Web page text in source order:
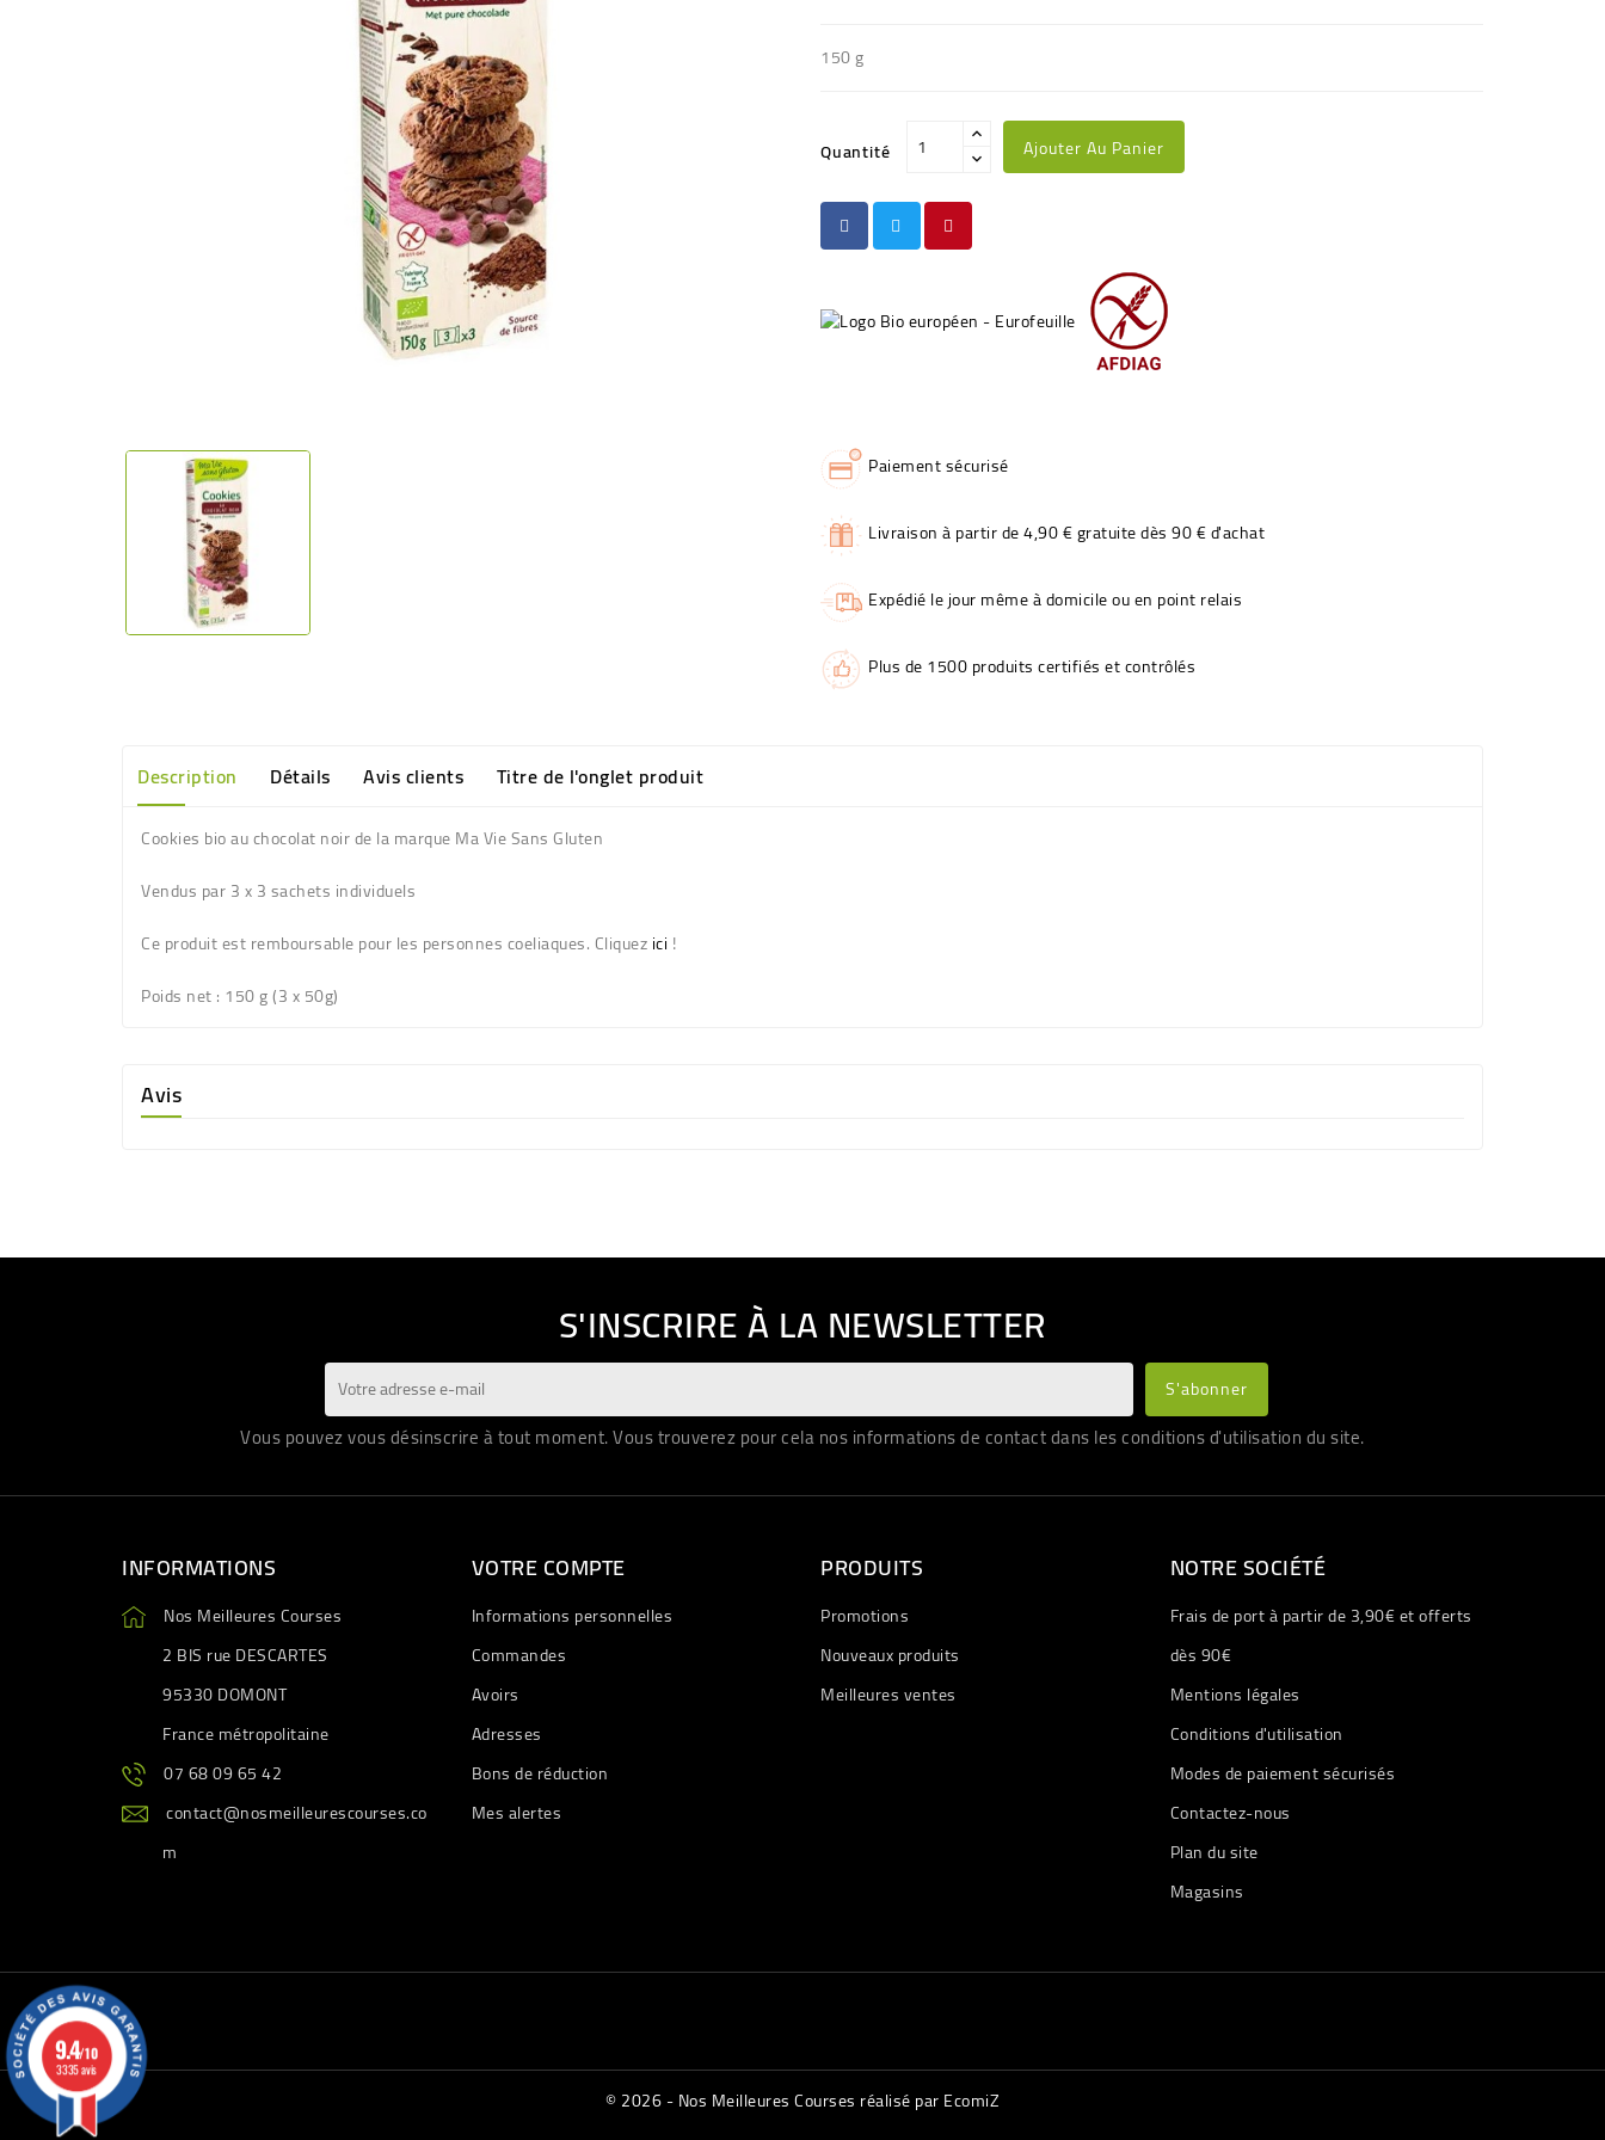
150 g
Quantité Ajouter Au Panier
Paiement sécurisé
Livraison à partir de 4,90 € gratuite dès 90 € d'achat
Expédié le jour même à domicile ou en point relais
Plus de 1500 produits certifiés et contrôlés
Description Détails Avis clients Titre de l'onglet produit
Cookies bio au chocolat noir de la marque Ma Vie Sans Gluten
Vendus par 3 x 3 sachets individuels
Ce produit est remboursable pour les personnes coeliaques. Cliquezici !
Poids net: 150 g (3 x 50g)
Avis
S'INSCRIRE À LA NEWSLETTER
Vous pouvez vous désinscrire à tout moment. Vous trouverez pour cela nos informations de contact dans les conditions d'utilisation du site.
INFORMATIONS
Nos Meilleures Courses
2 BIS rue DESCARTES
95330 DOMONT
France métropolitaine
07 68 09 65 42
contact@nosmeilleurescourses.co
m
VOTRE COMPTE
Informations personnelles
Commandes
Avoirs
Adresses
Bons de réduction
Mes alertes
PRODUITS
Promotions
Nouveaux produits
Meilleures ventes
NOTRE SOCIÉTÉ
Frais de port à partir de 3,90€ et offerts
dès 90€
Mentions légales
Conditions d'utilisation
Modes de paiement sécurisés
Contactez-nous
Plan du site
Magasins
© 2026 - Nos Meilleures Courses réalisé par EcomiZ
9.4/10
3335 avis